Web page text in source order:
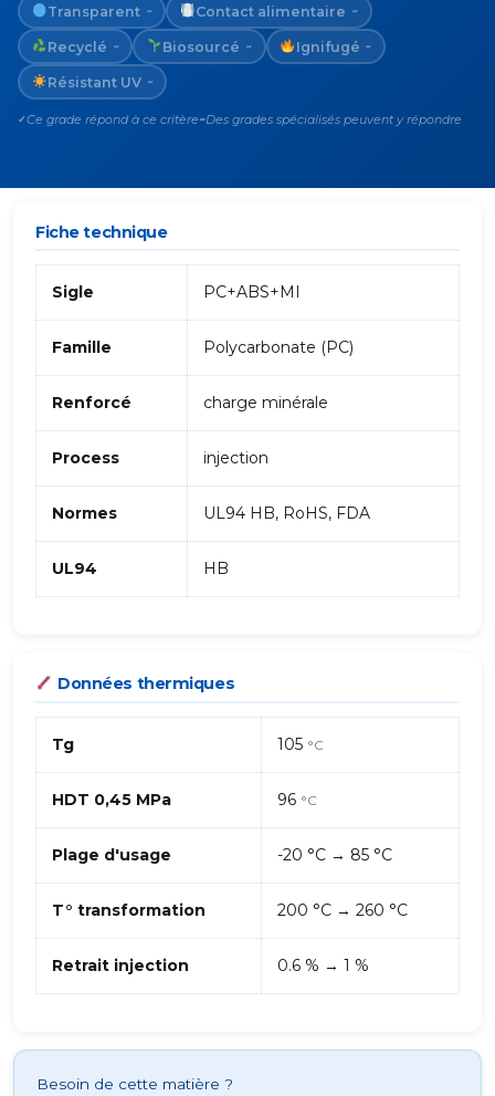
Transparent ~ Contact alimentaire ~
Recyclé ~ Biosourcé ~ Ignifugé ~
Résistant UV ~
✓ Ce grade répond à ce critère ~Des grades spécialisés peuvent y répondre
Fiche technique
Sigle PC+ABS+MI
Famille Polycarbonate (PC)
Renforcé charge minérale
Process injection
Normes UL94 HB, RoHS, FDA
UL94 HB
Données thermiques
Tg 105 °C
HDT 0,45 MPa 96 °C
Plage d'usage -20 °C → 85 °C
T° transformation 200 °C → 260 °C
Retrait injection 0.6 % → 1 %
Besoin de cette matière ?